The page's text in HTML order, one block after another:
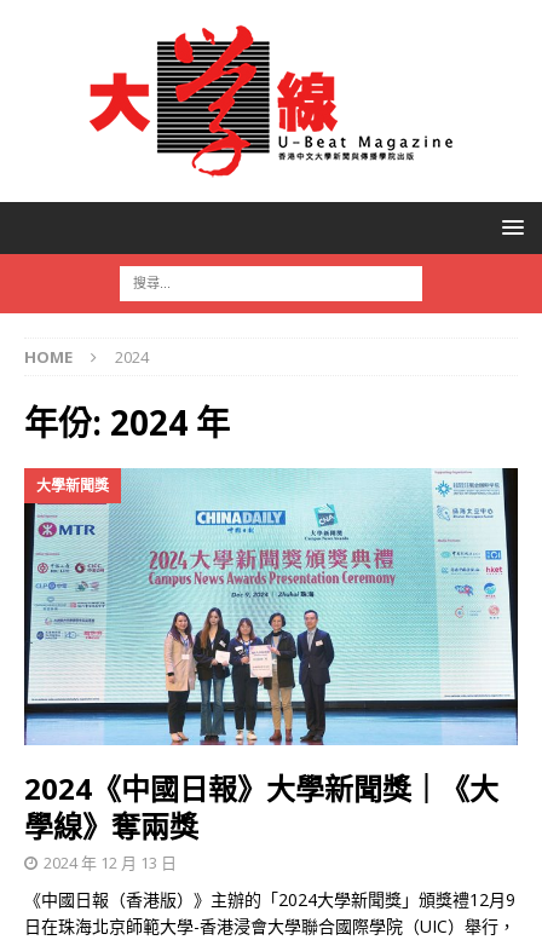
HOME 2024
年份: 2024 年
大學新聞獎
2024《中國日報》大學新聞獎｜《大
學線》奪兩獎
2024 年 12 月 13 日
《中國日報（香港版）》主辦的「2024大學新聞獎」頒獎禮12月9
日在珠海北京師範大學-香港浸會大學聯合國際學院（UIC）舉行，